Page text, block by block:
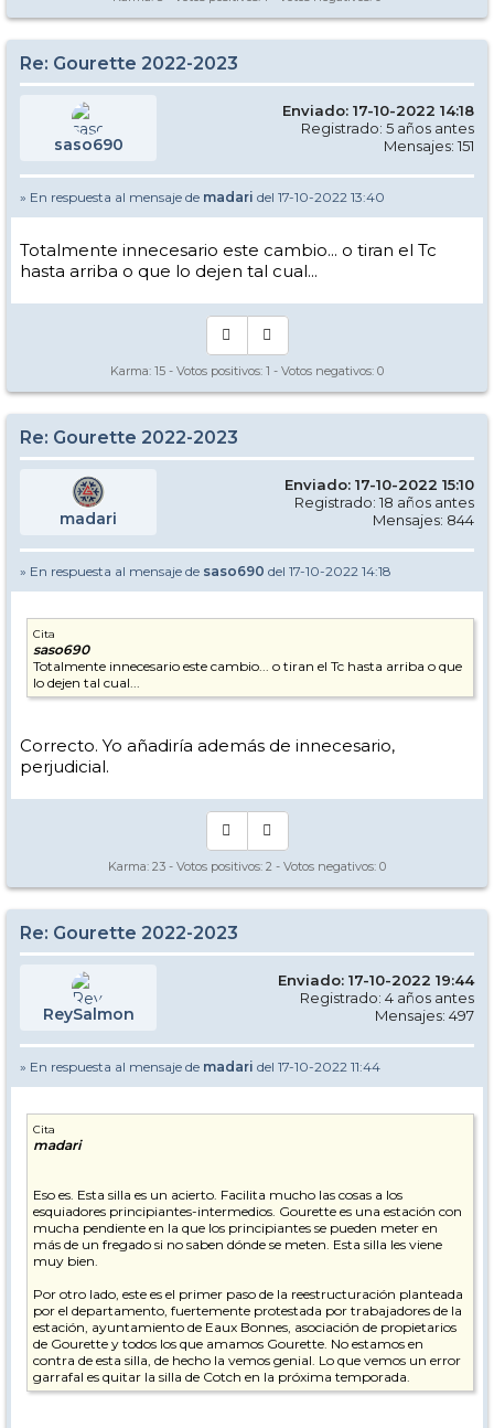
Re: Gourette 2022-2023
saso690
Enviado: 17-10-2022 14:18
Registrado: 5 años antes
Mensajes: 151
» En respuesta al mensaje de madari del 17-10-2022 13:40
Totalmente innecesario este cambio... o tiran el Tc
hasta arriba o que lo dejen tal cual...
Karma: 15 - Votos positivos: 1 - Votos negativos: 0
Re: Gourette 2022-2023
madari
Enviado: 17-10-2022 15:10
Registrado: 18 años antes
Mensajes: 844
» En respuesta al mensaje de saso690 del 17-10-2022 14:18
Cita
saso690
Totalmente innecesario este cambio... o tiran el Tc hasta arriba o que
lo dejen tal cual...
Correcto. Yo añadiría además de innecesario,
perjudicial.
Karma: 23 - Votos positivos: 2 - Votos negativos: 0
Re: Gourette 2022-2023
ReySalmon
Enviado: 17-10-2022 19:44
Registrado: 4 años antes
Mensajes: 497
» En respuesta al mensaje de madari del 17-10-2022 11:44
Cita
madari
Eso es. Esta silla es un acierto. Facilita mucho las cosas a los
esquiadores principiantes-intermedios. Gourette es una estación con
mucha pendiente en la que los principiantes se pueden meter en
más de un fregado si no saben dónde se meten. Esta silla les viene
muy bien.
Por otro lado, este es el primer paso de la reestructuración planteada
por el departamento, fuertemente protestada por trabajadores de la
estación, ayuntamiento de Eaux Bonnes, asociación de propietarios
de Gourette y todos los que amamos Gourette. No estamos en
contra de esta silla, de hecho la vemos genial. Lo que vemos un error
garrafal es quitar la silla de Cotch en la próxima temporada.